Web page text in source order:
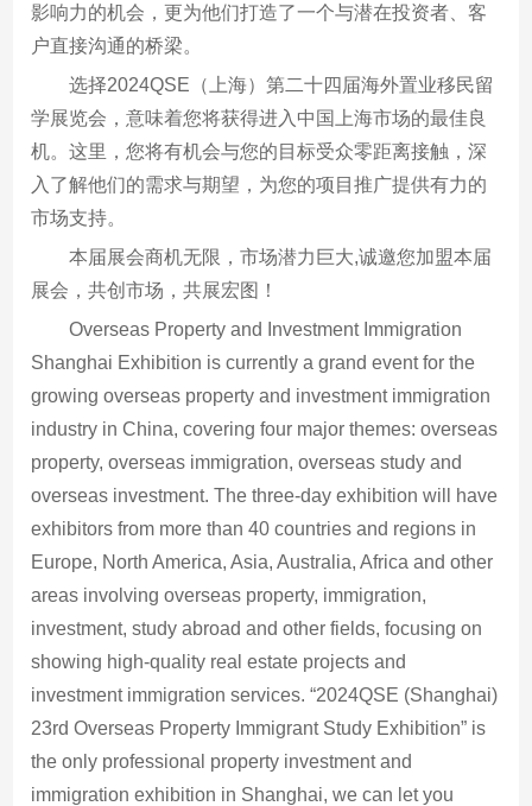
影响力的机会，更为他们打造了一个与潜在投资者、客
户直接沟通的桥梁。
选择2024QSE（上海）第二十四届海外置业移民留
学展览会，意味着您将获得进入中国上海市场的最佳良
机。这里，您将有机会与您的目标受众零距离接触，深
入了解他们的需求与期望，为您的项目推广提供有力的
市场支持。
本届展会商机无限，市场潜力巨大,诚邀您加盟本届
展会，共创市场，共展宏图！
Overseas Property and Investment Immigration
Shanghai Exhibition is currently a grand event for the
growing overseas property and investment immigration
industry in China, covering four major themes: overseas
property, overseas immigration, overseas study and
overseas investment. The three-day exhibition will have
exhibitors from more than 40 countries and regions in
Europe, North America, Asia, Australia, Africa and other
areas involving overseas property, immigration,
investment, study abroad and other fields, focusing on
showing high-quality real estate projects and
investment immigration services. “2024QSE (Shanghai)
23rd Overseas Property Immigrant Study Exhibition” is
the only professional property investment and
immigration exhibition in Shanghai, we can let you